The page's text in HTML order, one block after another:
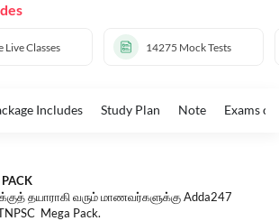
Live Classes 14275 Mock Tests
Includes Study Plan Note Exams
தயாராகி வரும் மாணவர்களுக்கு Adda247
Mega Pack.